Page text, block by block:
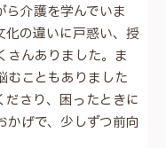
介護を学んでいま
化の違いに戸惑い、授
さんありました。ま
むこともありました
さり、困ったときに
かげで、少しずつ前向